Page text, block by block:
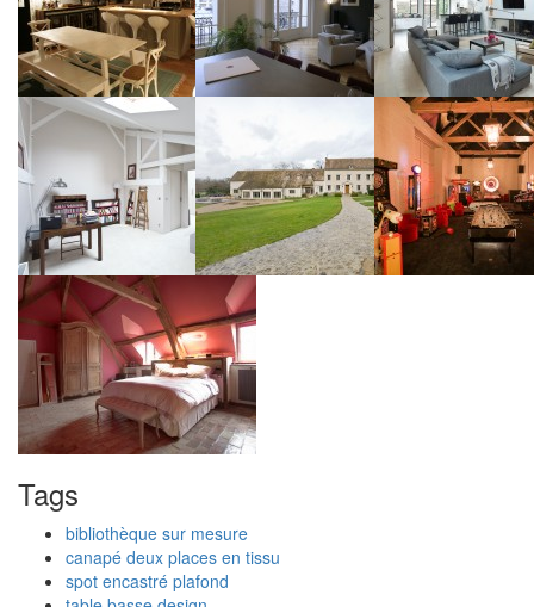
Tags
bibliothèque sur mesure
canapé deux places en tissu
spot encastré plafond